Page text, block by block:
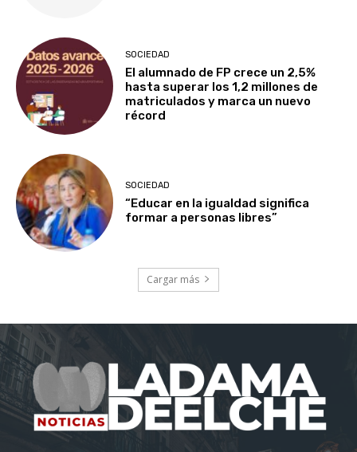
SOCIEDAD
El alumnado de FP crece un 2,5%
hasta superar los 1,2 millones de
matriculados y marca un nuevo
récord
SOCIEDAD
“Educar en la igualdad significa
formar a personas libres”
Cargar más